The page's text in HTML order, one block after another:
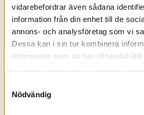
vidarebefordrar även sådana
information från din enhet till de
annons- och analysföretag som vi
Dessa kan i sin tur kombinera
information som du har
Nödvändig